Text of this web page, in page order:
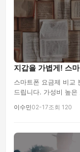
지갑을 가볍게! 스
스마트폰 요금제 비교
드립니다. 가성비 높
이수민02-17조회 120